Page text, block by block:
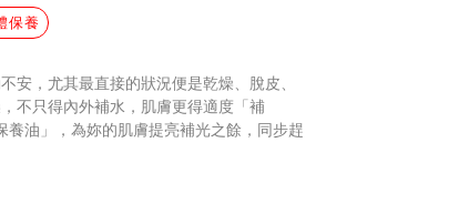
保養
安，尤其最直接的狀況便是乾燥、脫皮、
不只得內外補水，肌膚更得適度「補
養油」，為妳的肌膚提亮補光之餘，同步趕